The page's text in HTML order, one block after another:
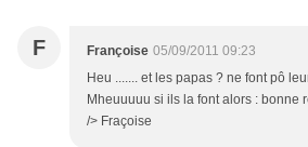
F Françoise 05/09/2011 09:23
Heu ....... et les papas ? ne font pô
Mheuuuuu si ils la font alors : bonne
/> Fraçoise